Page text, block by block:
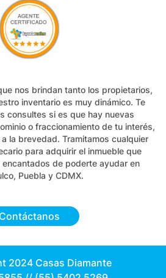
nos brindan tanto los propietarios,
inventario es muy dinámico. Te
consultes si es que hay nuevas
o fraccionamiento de tu interés,
la brevedad. Tramitamos cualquier
para adquirir el inmueble que
encantados de poderte ayudar en
Puebla y CDMX.
Contáctanos
2024 Casas Diamante